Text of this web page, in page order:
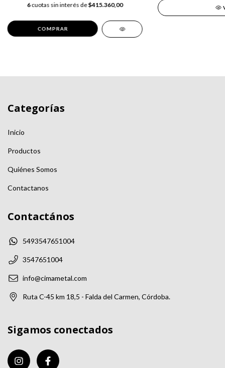
6cuotas sin interés de$415.360,00
Categorías
Inicio
Productos
Quiénes Somos
Contactanos
Contactános
5493547651004
3547651004
info@cimametal.com
Ruta C-45 km 18,5 - Falda del Carmen, Córdoba.
Sigamos conectados